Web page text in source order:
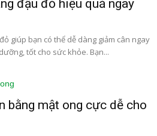
đậu đỏ hiệu quả ngay
giúp bạn có thể dễ dàng giảm cân ngay
tốt cho sức khỏe. Bạn...
bằng mật ong cực dễ cho